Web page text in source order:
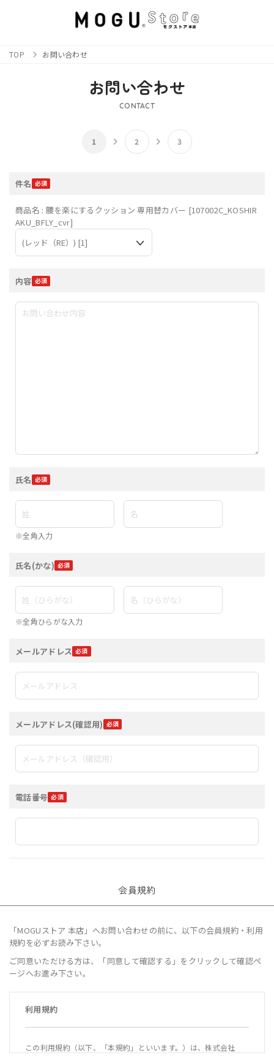
TOP お問い合わせ
お問い合わせ
CONTACT
件名
商品名 : 腰を楽にするクッション 専用替カバー [107002C_KOSHIR
AKU_BFLY_cvr]
内容
氏名
※全角入力
氏名(かな)
※全角ひらがな入力
メールアドレス
メールアドレス(確認用)
電話番号
会員規約
「MOGUストア 本店」へお問い合わせの前に、以下の会員規約・利用
規約を必ずお読み下さい。
ご同意いただける方は、「同意して確認する」をクリックして確認ペ
ージへお進み下さい。
利用規約
この利用規約（以下、「本規約」といいます。）は、株式会社